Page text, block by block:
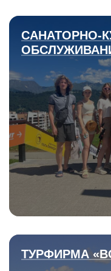
САНАТОРНО-
ТУРФИРМА